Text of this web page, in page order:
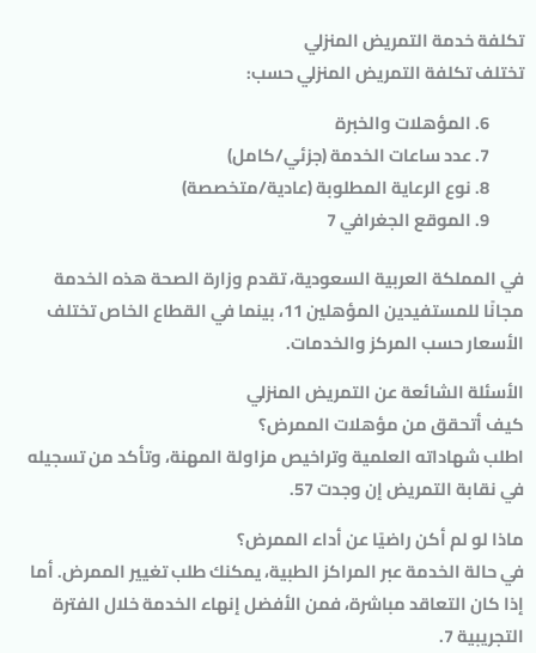
تكلفة خدمة التمريض المنزلي
تختلف تكلفة التمريض المنزلي حسب:
المؤهلات والخبرة
عدد ساعات الخدمة (جزئي/كامل)
نوع الرعاية المطلوبة (عادية/متخصصة)
الموقع الجغرافي 7
في المملكة العربية السعودية، تقدم وزارة الصحة هذه الخدمة
مجانًا للمستفيدين المؤهلين 11، بينما في القطاع الخاص تختلف
الأسعار حسب المركز والخدمات.
الأسئلة الشائعة عن التمريض المنزلي
كيف أتحقق من مؤهلات الممرض؟
اطلب شهاداته العلمية وتراخيص مزاولة المهنة، وتأكد من تسجيله
في نقابة التمريض إن وجدت 57.
ماذا لو لم أكن راضيًا عن أداء الممرض؟
في حالة الخدمة عبر المراكز الطبية، يمكنك طلب تغيير الممرض. أما
إذا كان التعاقد مباشرة، فمن الأفضل إنهاء الخدمة خلال الفترة
التجريبية 7.